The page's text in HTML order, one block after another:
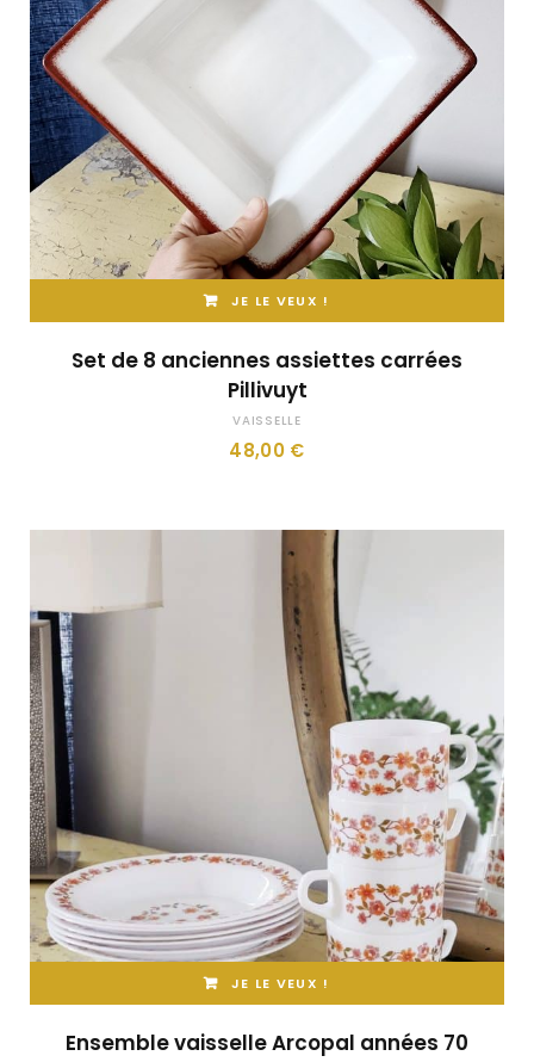
JE LE VEUX !
Set de 8 anciennes assiettes carrées
Pillivuyt
VAISSELLE
48,00 €
JE LE VEUX !
Ensemble vaisselle Arcopal années 70